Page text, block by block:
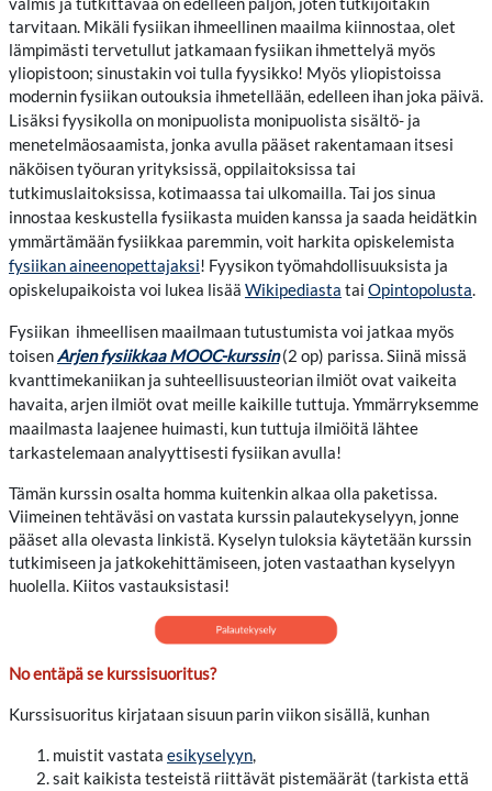
valmis ja tutkittavaa on edelleen paljon, joten tutkijoitakin
tarvitaan. Mikäli fysiikan ihmeellinen maailma kiinnostaa, olet
lämpimästi tervetullut jatkamaan fysiikan ihmettelyä myös
yliopistoon; sinustakin voi tulla fyysikko! Myös yliopistoissa
modernin fysiikan outouksia ihmetellään, edelleen ihan joka päivä.
Lisäksi fyysikolla on monipuolista monipuolista sisältö- ja
menetelmäosaamista, jonka avulla pääset rakentamaan itsesi
näköisen työuran yrityksissä, oppilaitoksissa tai
tutkimuslaitoksissa, kotimaassa tai ulkomailla.Tai jos sinua
innostaa keskustella fysiikasta muiden kanssa ja saada heidätkin
ymmärtämään fysiikkaa paremmin, voit harkita opiskelemista
fysiikan aineenopettajaksi! Fyysikon työmahdollisuuksista ja
opiskelupaikoista voi lukea lisää Wikipediasta tai Opintopolusta.
Fysiikan ihmeellisen maailmaan tutustumista voi jatkaa myös
toisenArjen fysiikkaa MOOC-kurssin(2 op) parissa. Siinä missä
kvanttimekaniikan ja suhteellisuusteorian ilmiöt ovat vaikeita
havaita, arjen ilmiöt ovat meille kaikille tuttuja. Ymmärryksemme
maailmasta laajenee huimasti, kun tuttuja ilmiöitä lähtee
tarkastelemaan analyyttisesti fysiikan avulla!
Tämän kurssin osalta homma kuitenkin alkaa olla paketissa.
Viimeinen tehtäväsi on vastata kurssin palautekyselyyn, jonne
pääset alla olevasta linkistä. Kyselyn tuloksia käytetään kurssin
tutkimiseen ja jatkokehittämiseen, joten vastaathan kyselyyn
huolella. Kiitos vastauksistasi!
No entäpä se kurssisuoritus?
Kurssisuoritus kirjataan sisuun parin viikon sisällä, kunhan
muistit vastata esikyselyyn,
sait kaikista testeistä riittävät pistemäärät (tarkista että